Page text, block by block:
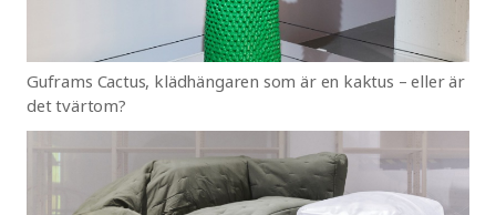
Guframs Cactus, klädhängaren som är en kaktus – eller är
det tvärtom?